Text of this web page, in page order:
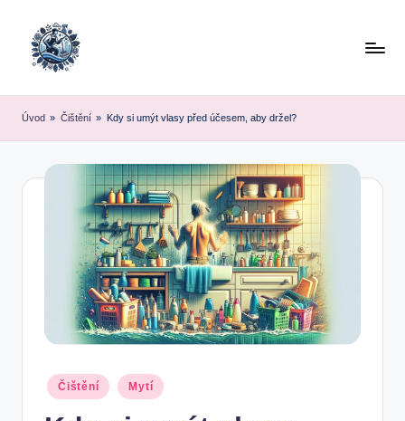
Úvod » Čištění » Kdy si umýt vlasy před účesem, aby držel?
Posted
in
Čištění Mytí